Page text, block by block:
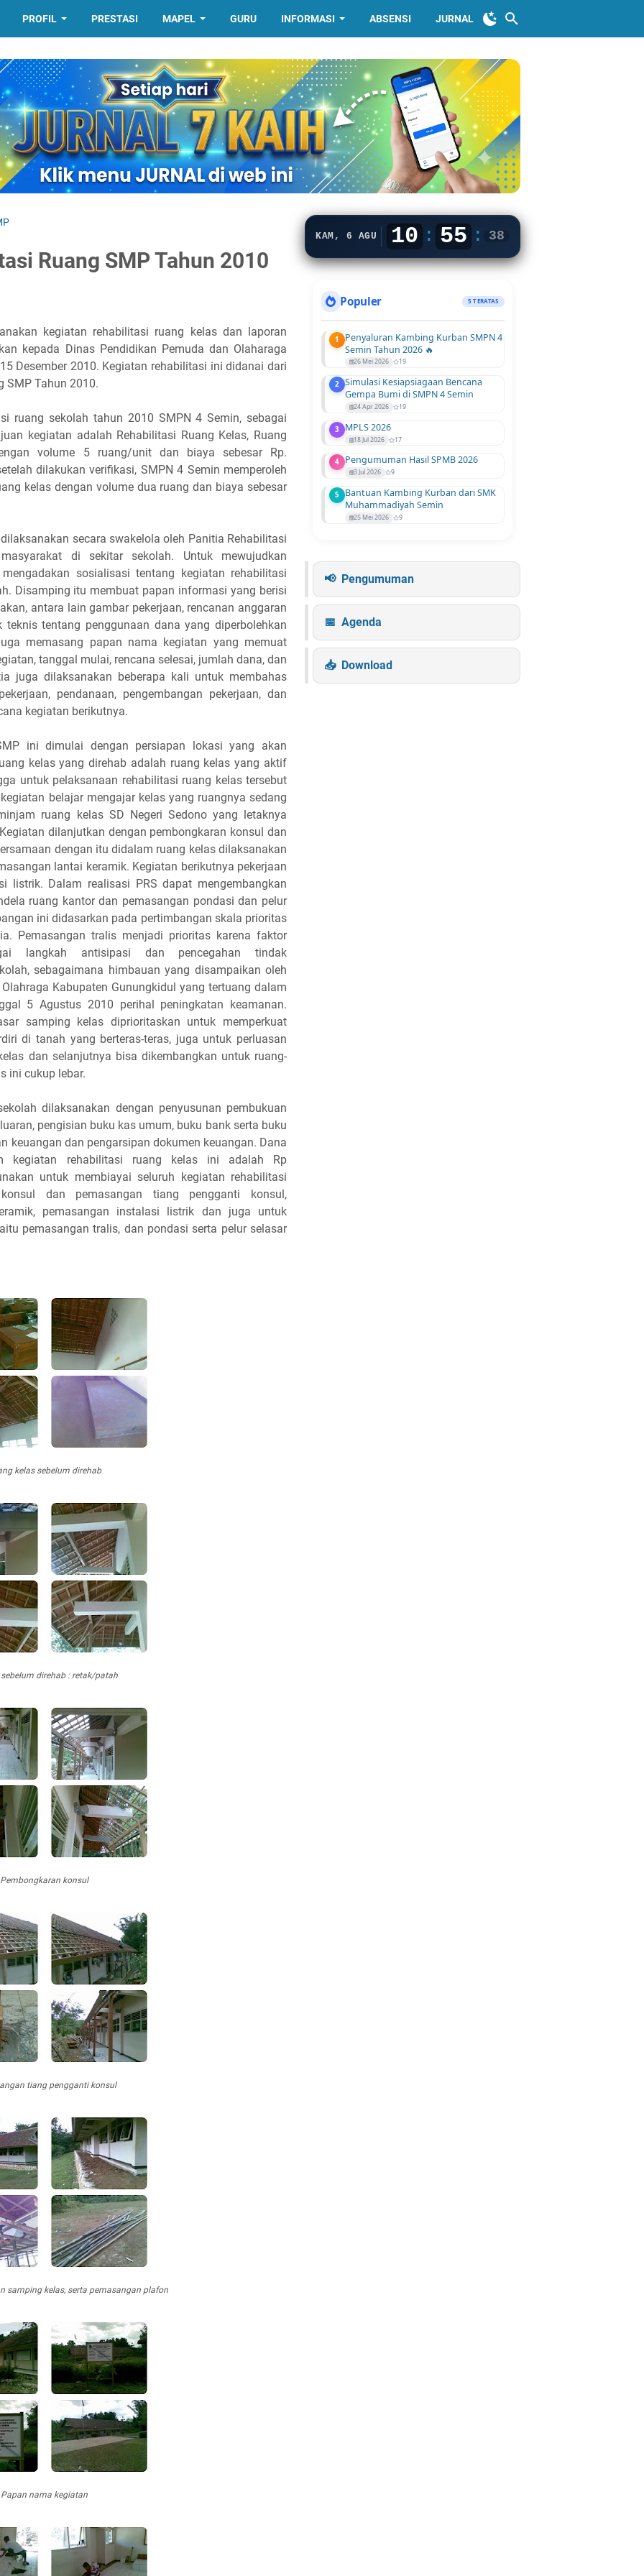
PROFIL PRESTASI MAPEL GURU INFORMASI ABSENSI JURNAL
Ruang SMP Tahun 2010
kegiatan rehabilitasi ruang kelas dan laporan
kepada Dinas Pendidikan Pemuda dan Olaharaga
Desember 2010. Kegiatan rehabilitasi ini didanai dari
SMP Tahun 2010.
ruang sekolah tahun 2010 SMPN 4 Semin, sebagai
kegiatan adalah Rehabilitasi Ruang Kelas, Ruang
volume 5 ruang/unit dan biaya sebesar Rp.
dilakukan verifikasi, SMPN 4 Semin memperoleh
kelas dengan volume dua ruang dan biaya sebesar
secara swakelola oleh Panitia Rehabilitasi
di sekitar sekolah. Untuk mewujudkan
sosialisasi tentang kegiatan rehabilitasi
Disamping itu membuat papan informasi yang berisi
antara lain gambar pekerjaan, rencanan anggaran
tentang penggunaan dana yang diperbolehkan
memasang papan nama kegiatan yang memuat
tanggal mulai, rencana selesai, jumlah dana, dan
juga dilaksanakan beberapa kali untuk membahas
pendanaan, pengembangan pekerjaan, dan
kegiatan berikutnya.
ini dimulai dengan persiapan lokasi yang akan
kelas yang direhab adalah ruang kelas yang aktif
untuk pelaksanaan rehabilitasi ruang kelas tersebut
belajar mengajar kelas yang ruangnya sedang
ruang kelas SD Negeri Sedono yang letaknya
dilanjutkan dengan pembongkaran konsul dan
dengan itu didalam ruang kelas dilaksanakan
lantai keramik. Kegiatan berikutnya pekerjaan
listrik. Dalam realisasi PRS dapat mengembangkan
ruang kantor dan pemasangan pondasi dan pelur
ini didasarkan pada pertimbangan skala prioritas
Pemasangan tralis menjadi prioritas karena faktor
langkah antisipasi dan pencegahan tindak
sebagaimana himbauan yang disampaikan oleh
Kabupaten Gunungkidul yang tertuang dalam
5 Agustus 2010 perihal peningkatan keamanan.
samping kelas diprioritaskan untuk memperkuat
di tanah yang berteras-teras, juga untuk perluasan
dan selanjutnya bisa dikembangkan untuk ruang-
ini cukup lebar.
dilaksanakan dengan penyusunan pembukuan
pengisian buku kas umum, buku bank serta buku
keuangan dan pengarsipan dokumen keuangan. Dana
kegiatan rehabilitasi ruang kelas ini adalah Rp
untuk membiayai seluruh kegiatan rehabilitasi
dan pemasangan tiang pengganti konsul,
pemasangan instalasi listrik dan juga untuk
pemasangan tralis, dan pondasi serta pelur selasar
kelas sebelum direhab
direhab : retak/patah
Pembongkaran konsul
tiang pengganti konsul
samping kelas, serta pemasangan plafon
Papan nama kegiatan
KAM, 6 AGU 10 : 55 : 39
Populer 5 TERATAS
1
Penyaluran Kambing Kurban SMPN 4
Semin Tahun 2026 🔥
26 Mei 2026 19
2
Simulasi Kesiapsiagaan Bencana
Gempa Bumi di SMPN 4 Semin
24 Apr 2026 19
3 MPLS 2026
18 Jul 2026 17
4 Pengumuman Hasil SPMB 2026
3 Jul 2026 9
5
Bantuan Kambing Kurban dari SMK
Muhammadiyah Semin
25 Mei 2026 9
Pengumuman
Agenda
Download